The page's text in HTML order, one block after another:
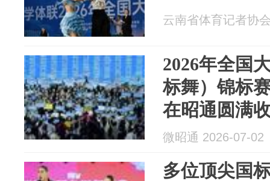
云南省体育记者协
2026年全国
标舞）锦标
在昭通圆满
微昭通 2026-07-02
多位顶尖国